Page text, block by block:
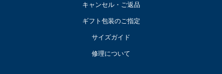
キャンセル・ご返品
ギフト包装のご指定
サイズガイド
修理について